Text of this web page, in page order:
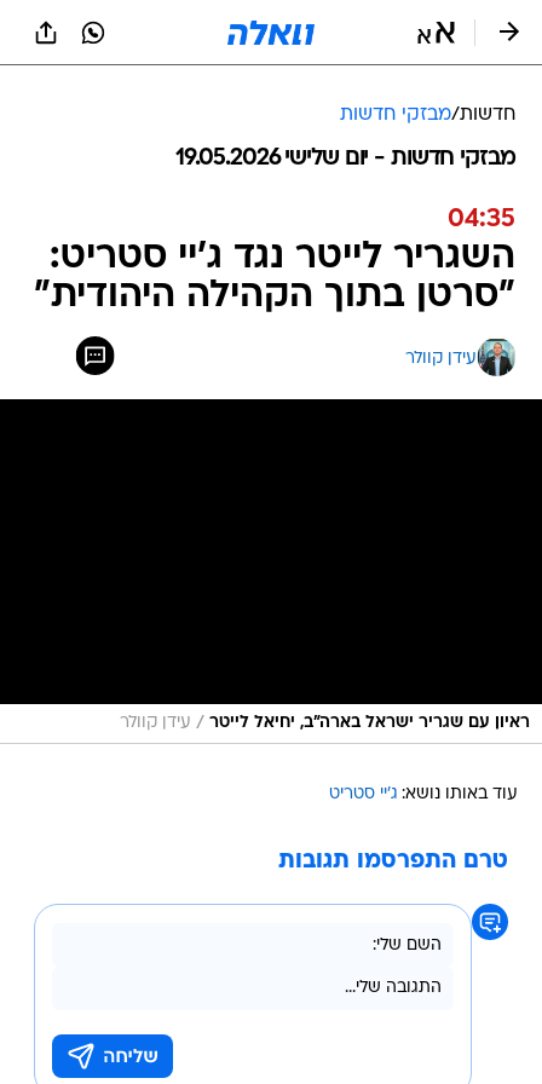
חדשות/מבזקי חדשות
מבזקי חדשות - יום שלישי 19.05.2026
04:35
השגריר לייטר נגד ג'יי סטריט:
"סרטן בתוך הקהילה היהודית"
עידן קוולר
ראיון עם שגריר ישראל בארה"ב, יחיאל לייטר / עידן קוולר
עוד באותו נושא: ג'יי סטריט
טרם התפרסמו תגובות